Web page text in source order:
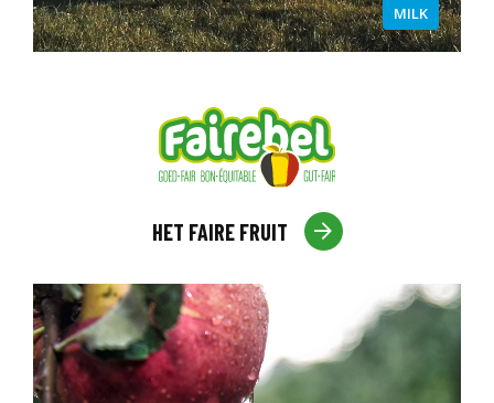
MILK
HET FAIRE FRUIT